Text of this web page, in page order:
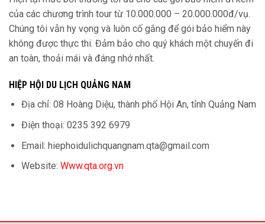
của các chương trình tour từ 10.000.000 – 20.000.000đ/vụ.
Chúng tôi vẫn hy vọng và luôn cố gắng để gói bảo hiểm này
không được thực thi. Đảm bảo cho quý khách một chuyến đi
an toàn, thoải mái và đáng nhớ nhất.
HIỆP HỘI DU LỊCH QUẢNG NAM
Địa chỉ: 08 Hoàng Diệu, thành phố Hội An, tỉnh Quảng Nam
Điện thoại: 0235 392 6979
Email: hiephoidulichquangnam.qta@gmail.com
Website: Www.qta.org.vn